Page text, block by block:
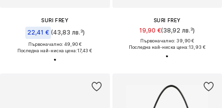
SURI FREY
22,41 € (43,83 лв.³)
Първоначално: 49,90 €
Последна най-ниска цена:17,43 €
SURI FREY
19,90 €(38,92 лв.³)
Първоначално: 39,90 €
Последна най-ниска цена:13,93 €